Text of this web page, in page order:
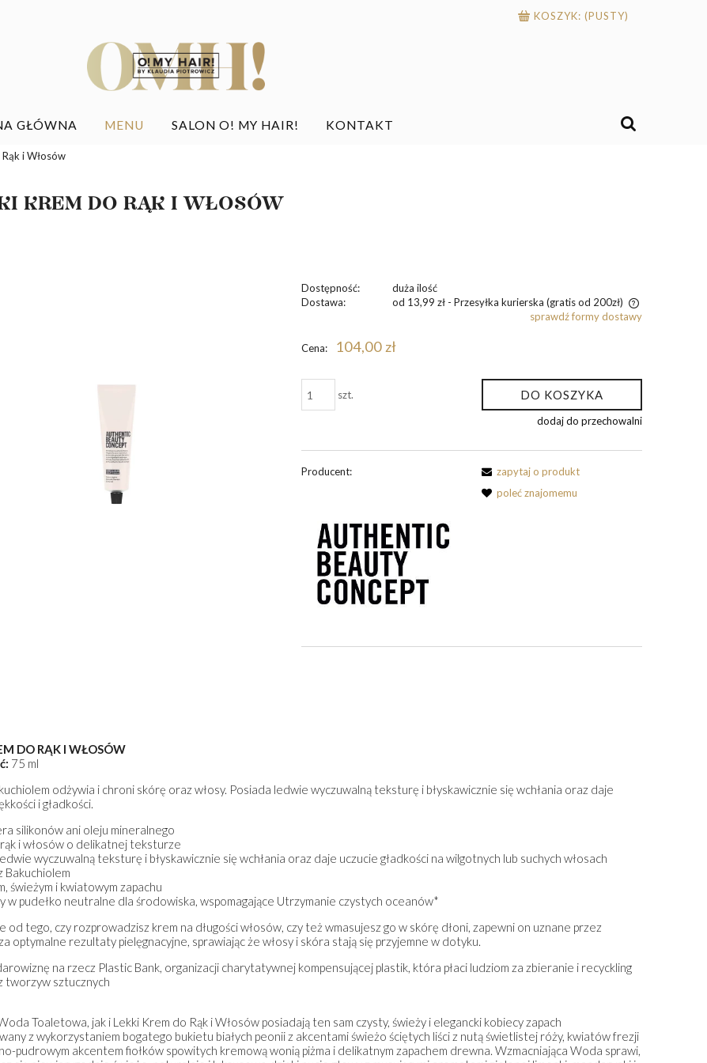
KOSZYK: (PUSTY)
GŁÓWNA MENU SALON O! MY HAIR! KONTAKT
i Włosów
NABŁYSZCZAJĄCY HYDRATE SZAMPON NAWILŻAJĄCY SUCHY SZAMPON TEKSTURYZUJĄCY HYDRATE
KREM DO RĄK I WŁOSÓW
Dostępność:
duża ilość
Dostawa:
od 13,99 zł - Przesyłka kurierska (gratis od 200zł)
sprawdź formy dostawy
Cena: 104,00 zł
szt. DO KOSZYKA
dodaj do przechowalni
Producent:
zapytaj o produkt
poleć znajomemu
DO RĄK I WŁOSÓW
75 ml
odżywia i chroni skórę oraz włosy. Posiada ledwie wyczuwalną teksturę i błyskawicznie się wchłania oraz daje
i gładkości.
silikonów ani oleju mineralnego
i włosów o delikatnej teksturze
wyczuwalną teksturę i błyskawicznie się wchłania oraz daje uczucie gładkości na wilgotnych lub suchych włosach
Bakuchiolem
świeżym i kwiatowym zapachu
w pudełko neutralne dla środowiska, wspomagające Utrzymanie czystych oceanów*
od tego, czy rozprowadzisz krem na długości włosów, czy też wmasujesz go w skórę dłoni, zapewni on uznane przez
optymalne rezultaty pielęgnacyjne, sprawiając że włosy i skóra stają się przyjemne w dotyku.
na rzecz Plastic Bank, organizacji charytatywnej kompensującej plastik, która płaci ludziom za zbieranie i recyckling
tworzyw sztucznych
Toaletowa, jak i Lekki Krem do Rąk i Włosów posiadają ten sam czysty, świeży i elegancki kobiecy zapach
z wykorzystaniem bogatego bukietu białych peonii z akcentami świeżo ściętych liści z nutą świetlistej róży, kwiatów frezji
pudrowym akcentem fiołków spowitych kremową wonią piżma i delikatnym zapachem drewna. Wzmacniająca Woda sprawi,